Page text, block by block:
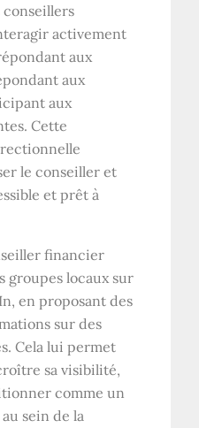
conseillers
activement
aux
aux
aux
Cette
le conseiller et
et prêt à
financier
groupes locaux sur
en proposant des
sur des
Cela lui permet
sa visibilité,
comme un
sein de la